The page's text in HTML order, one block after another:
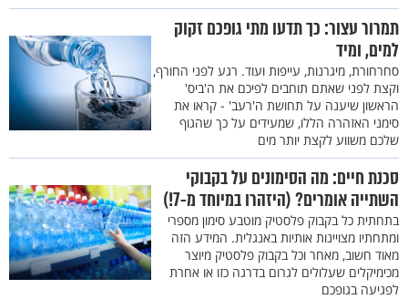
תמרור עצור: כך תדעו מתי גופכם זקוק
למים, ומיד
סחרחורת, מיגרנות, עייפות ועוד. רגע לפני החורף,
וקצת לפני שאתם תוחבים לפיכם את ה'ביס'
הראשון שיענה על תחושת ה'רעב' - קראו את
סימני האזהרה הללו, שמעידים על כך שהגוף
שלכם משווע לקצת יותר מים
סכנת חיים: מה הסימונים על בקבוקי
השתייה אומרים? (היזהרו במיוחד מ-7!)
בתחתית כל בקבוק פלסטיק מוטבע סימון מספרי
ומתחתיו מצויינות אותיות באנגלית. המידע הזה
מאוד חשוב, מאחר וכל בקבוק פלסטיק מיוצר
מכימיקלים שעלולים לגרום בדרגה כזו או אחרת
לפגיעה בגופכם